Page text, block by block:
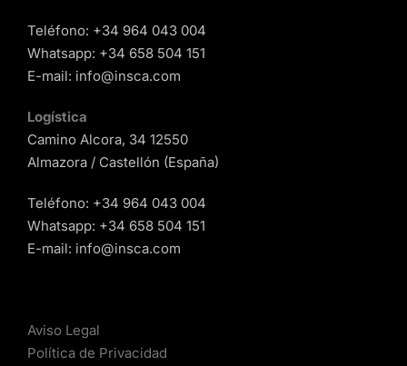
Teléfono: +34 964 043 004
Whatsapp: +34 658 504 151
E-mail: info@insca.com
Logística
Camino Alcora, 34 12550
Almazora / Castellón (España)
Teléfono: +34 964 043 004
Whatsapp: +34 658 504 151
E-mail: info@insca.com
Aviso Legal
Política de Privacidad